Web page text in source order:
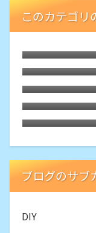
このカテゴリ
水漬けパス
ゼロハリア
甦って帰っ
3Dプリンタ
ト化
改造した3D
す
個人的にメ
戻ることに
ブログのサブ
DIY